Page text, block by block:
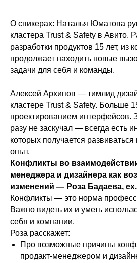
О спикерах: Наталья Юматова
кластера Trust & Safety в Авито.
разработки продуктов 15 лет, из
продолжает находить новые
задачи для себя и команды.
Алексей Архипов — тимлид
кластере Trust & Safety. Больше
проектированием интерфейсов.
разу не заскучал — всегда есть
которых получается
опыт.
Конфликты во
менеджера и дизайнера как
изменений — Роза Бадаева,
Конфликты — это норма
Важно видеть их и уметь
себя и компании.
Роза расскажет:
Про возможные причины
продакт-менеджером и